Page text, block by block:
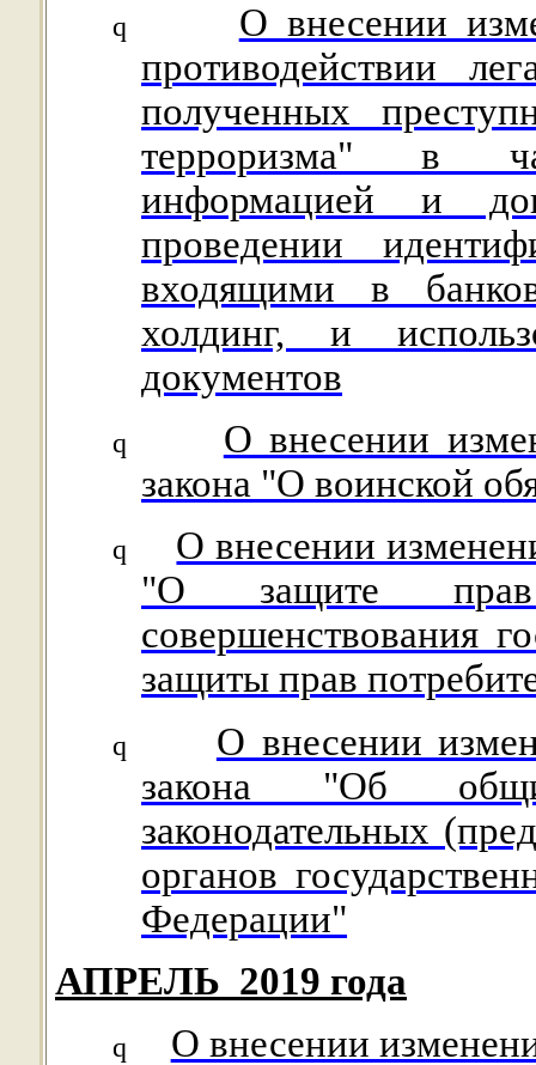
q
О внесении
противодействии
полученных
терроризма" в
информацией и
проведении
входящими в
холдинг, и
документов
q
О внесении
закона "О воинской
q
О внесении
"О защите прав
совершенствования
защиты прав
q
О внесении
закона "Об
законодательных
органов
Федерации"
АПРЕЛЬ 2019 года
q О внесении